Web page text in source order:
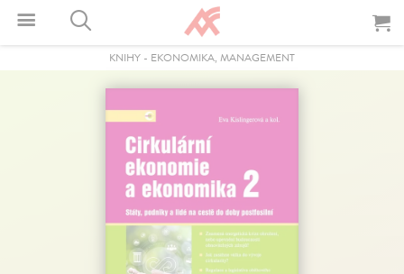
KNIHY - EKONOMIKA, MANAGEMENT